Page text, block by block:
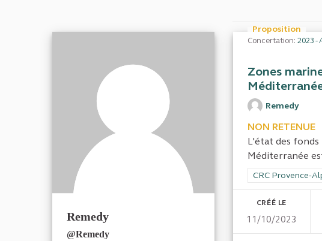
Remedy
@Remedy
Proposition
Concertation:
Zones
Remedy
NON RETENUE
L'état des
Méditerranée
Filtrer les
CRC Provence-
CRÉÉ LE
11/10/2023